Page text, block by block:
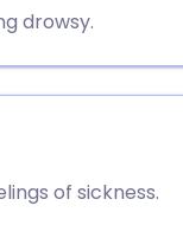
drowsy.
of sickness.